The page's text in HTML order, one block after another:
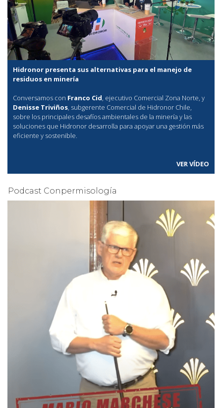
Hidronor presenta sus alternativas para el manejo de
residuos en minería
Conversamos con Franco Cid, ejecutivo Comercial Zona Norte, y
Denisse Triviños, subgerente Comercial de Hidronor Chile,
sobre los principales desafíos ambientales de la minería y las
soluciones que Hidronor desarrolla para apoyar una gestión más
eficiente y sostenible.
VER VÍDEO
Podcast Conpermisología